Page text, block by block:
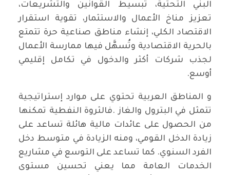
البني التحتية، تبسيط القوانين والتشريعات،
تعزيز مناخ الأعمال والاستثمار، تقوية استقرار
الاقتصاد الكلي، إنشاء مناطق صناعية حرة تتمتع
بالحرية الاقتصادية وتُسهَّل فيها ممارسة الأعمال
لجذب شركات أكثر والدخول في تكامل إقليمي
أوسع.
و المناطق العربية تحتوي على موارد إستراتيجية
تتمثل في البترول والغاز .فالثروة النفطية تمكنها
من الحصول على عائدات مالية هائلة تساعد على
زيادة الدخل القومي، ومنه الزيادة في متوسط دخل
الفرد السنوي. كما تساعد على التوسع في مشاريع
الخدمات العامة مما يعني تحسين مستوى